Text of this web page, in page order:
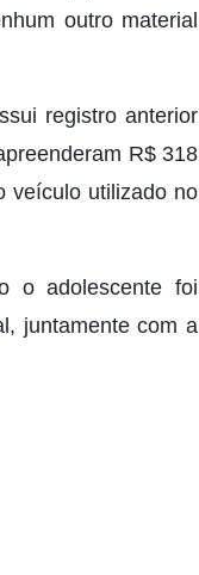
outro material
registro anterior
R$ 318
veículo utilizado no
o adolescente foi
juntamente com a